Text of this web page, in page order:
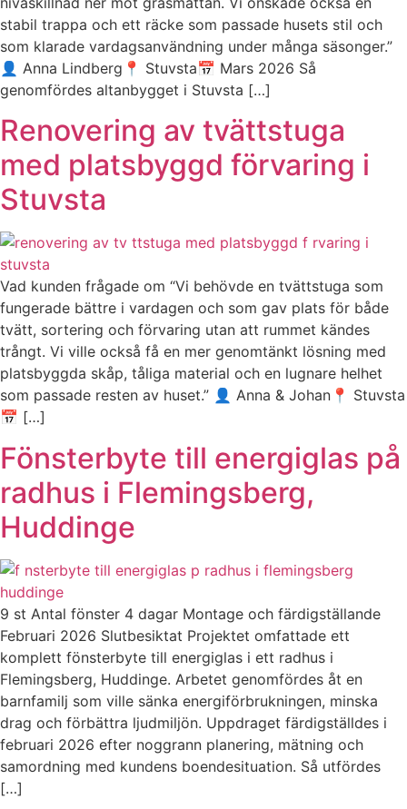
stabil trappa och ett räcke som passade husets stil och
som klarade vardagsanvändning under många säsonger.”
👤 Anna Lindberg📍 Stuvsta📅 Mars 2026 Så
genomfördes altanbygget i Stuvsta […]
Renovering av tvättstuga
med platsbyggd förvaring i
Stuvsta
Vad kunden frågade om “Vi behövde en tvättstuga som
fungerade bättre i vardagen och som gav plats för både
tvätt, sortering och förvaring utan att rummet kändes
trångt. Vi ville också få en mer genomtänkt lösning med
platsbyggda skåp, tåliga material och en lugnare helhet
som passade resten av huset.” 👤 Anna & Johan📍 Stuvsta
📅 […]
Fönsterbyte till energiglas på
radhus i Flemingsberg,
Huddinge
9 st Antal fönster 4 dagar Montage och färdigställande
Februari 2026 Slutbesiktat Projektet omfattade ett
komplett fönsterbyte till energiglas i ett radhus i
Flemingsberg, Huddinge. Arbetet genomfördes åt en
barnfamilj som ville sänka energiförbrukningen, minska
drag och förbättra ljudmiljön. Uppdraget färdigställdes i
februari 2026 efter noggrann planering, mätning och
samordning med kundens boendesituation. Så utfördes
[…]